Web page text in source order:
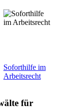
Soforthilfe im
Arbeitsrecht
für